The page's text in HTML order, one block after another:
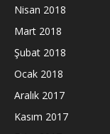
Nisan 2018
Mart 2018
Şubat 2018
Ocak 2018
Aralık 2017
Kasım 2017